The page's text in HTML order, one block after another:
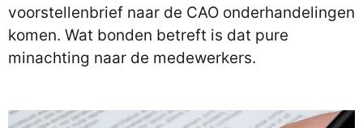
voorstellenbrief naar de CAO onderhandelingen
komen. Wat bonden betreft is dat pure
minachting naar de medewerkers.